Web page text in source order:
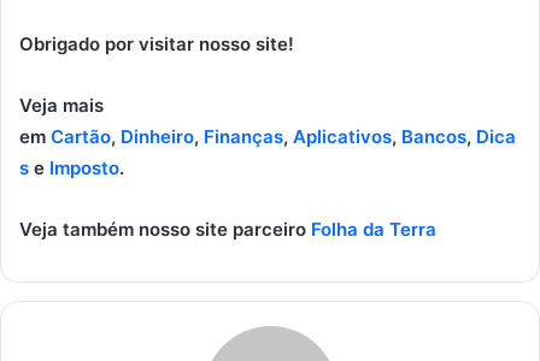
Obrigado por visitar nosso site!
Veja mais
em Cartão, Dinheiro, Finanças, Aplicativos, Bancos, Dica
s e Imposto.
Veja também nosso site parceiro Folha da Terra